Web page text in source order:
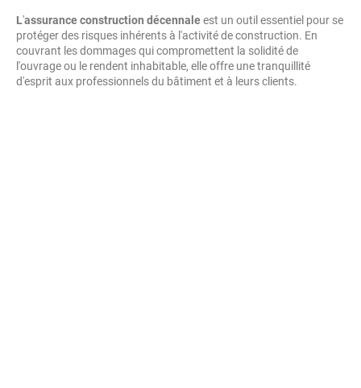
L'assurance construction décennaleest un outil essentiel pour se
protéger des risques inhérents à l'activité de construction. En
couvrant les dommages qui compromettent la solidité de
l'ouvrage ou le rendent inhabitable, elle offre une tranquillité
d'esprit aux professionnels du bâtiment et à leurs clients.